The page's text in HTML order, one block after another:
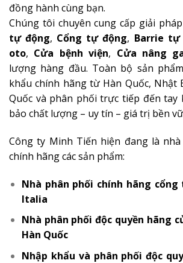
đồng hành cùng bạn.
Chúng tôi chuyên cung cấp giải
tự động, Cổng tự động, Barrie tự
oto, Cửa bệnh viện, Cửa nâng
lượng hàng đầu. Toàn bộ sản
khẩu chính hãng từ Hàn Quốc, Nhật
Quốc và phân phối trực tiếp đến tay
bảo chất lượng – uy tín – giá trị bền
Công ty Minh Tiến hiện đang là
chính hãng các sản phẩm:
Nhà phân phối chính hãng cổng
Italia
Nhà phân phối độc quyền hãng
Hàn Quốc
Nhập khẩu và phân phối độc